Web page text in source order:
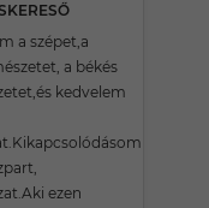
a szépet,a
a békés
kedvelem
ezen